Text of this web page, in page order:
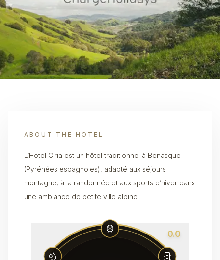
ABOUT THE HOTEL
L’Hotel Ciria est un hôtel traditionnel à Benasque
(Pyrénées espagnoles), adapté aux séjours
montagne, à la randonnée et aux sports d’hiver dans
une ambiance de petite ville alpine.
0.0